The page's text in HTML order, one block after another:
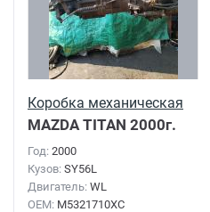
Коробка механическая
MAZDA TITAN 2000г.
Год: 2000
Кузов: SY56L
Двигатель: WL
OEM: M5321710XC